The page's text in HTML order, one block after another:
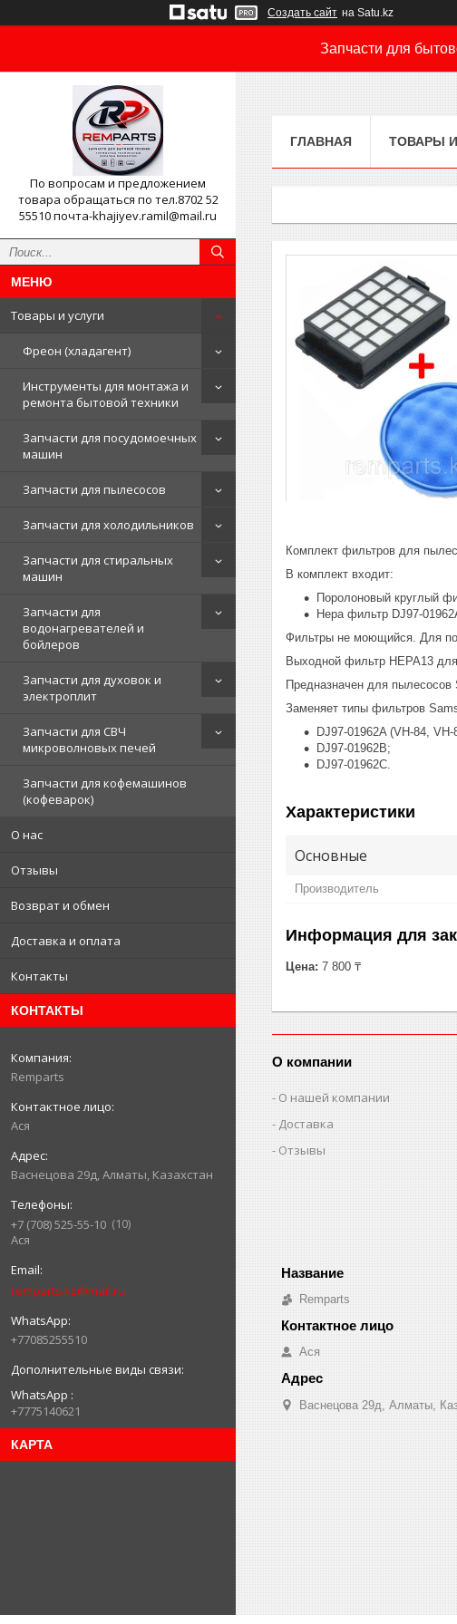
Создать сайт на Satu.kz
Запчасти для
По вопросам и предложением
товара обращаться по тел.8702 52
55510 почта-khajiyev.ramil@mail.ru
Товары и услуги
Фреон (хладагент)
Инструменты для монтажа и
ремонта бытовой техники
Запчасти для посудомоечных
машин
Запчасти для пылесосов
Запчасти для холодильников
Запчасти для стиральных
машин
Запчасти для
водонагревателей и
бойлеров
Запчасти для духовок и
электроплит
Запчасти для СВЧ
микроволновых печей
Запчасти для кофемашинов
(кофеварок)
О нас
Отзывы
Возврат и обмен
Доставка и оплата
Контакты
КОНТАКТЫ
Remparts
Ася
Васнецова 29д, Алматы, Казахстан
+7 (708) 525-55-10
10
Ася
remparts.kz@mail.ru
+77085255510
WhatsApp
+7775140621
КАРТА
ГЛАВНАЯ ТОВАРЫ
Комплект фильтров для
В комплект входит:
Поролоновый круглый
Hepa фильтр DJ97-
Фильтры не моющийся. Для
Выходной фильтр HEPA13
Предназначен для
Заменяет типы фильтров
DJ97-01962A (VH-84, VH-
DJ97-01962B;
DJ97-01962C.
Характеристики
Основные
Производитель
Информация для
Цена: 7 800 ₸
О компании
О нашей компании
Доставка
Отзывы
Remparts
Ася
Васнецова 29д, Алматы,